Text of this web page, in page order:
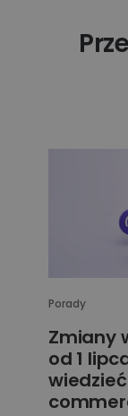
Porady
Zmiany
od 1